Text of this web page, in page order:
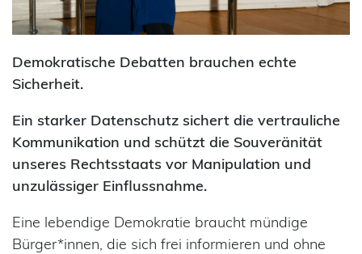
Demokratische Debatten brauchen echte
Sicherheit.
Ein starker Datenschutz sichert die vertrauliche
Kommunikation und schützt die Souveränität
unseres Rechtsstaats vor Manipulation und
unzulässiger Einflussnahme.
Eine lebendige Demokratie braucht mündige
Bürger*innen, die sich frei informieren und ohne